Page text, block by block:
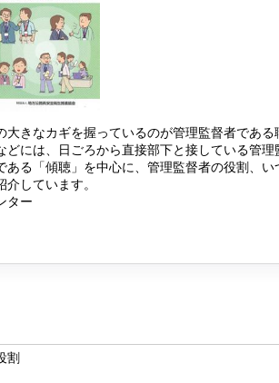
きなカギを握っているのが管理監督者である
には、日ごろから直接部下と接している管理
る「傾聴」を中心に、管理監督者の役割、い
しています。
ター
割